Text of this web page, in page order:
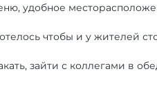
удобное
чтобы и у жителей
зайти с коллегами в